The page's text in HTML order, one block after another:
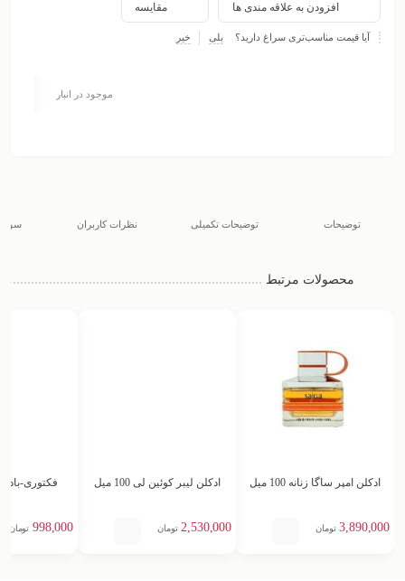
مقایسه افزودن به علاقه مندی ها
آیا قیمت مناسب‌تری سراغ دارید؟ بلی خیر
موجود در انبار
توضیحات توضیحات تکمیلی نظرات کاربران
محصولات مرتبط
ادکلن امپر ساگا زنانه 100 میل
3,890,000 تومان
ادکلن لیبر کوئین لی 100 میل
2,530,000 تومان
فکتوری-
998,000 تومان